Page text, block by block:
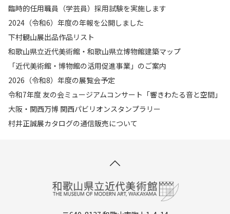
臨時的任用職員（学芸員）採用試験を実施します
2024（令和6）年度の年報を公開しました
下村観山展出品作品リスト
和歌山県立近代美術館・和歌山県立博物館建築マップ
「近代美術館・博物館の活用促進事業」のご案内
2026（令和8）年度の展覧会予定
令和7年度 友の会ミュージアムコンサート「響きわたる音と空間」
大阪・関西万博 関西パビリオンスタンプラリー
村井正誠展カタログの通信販売について